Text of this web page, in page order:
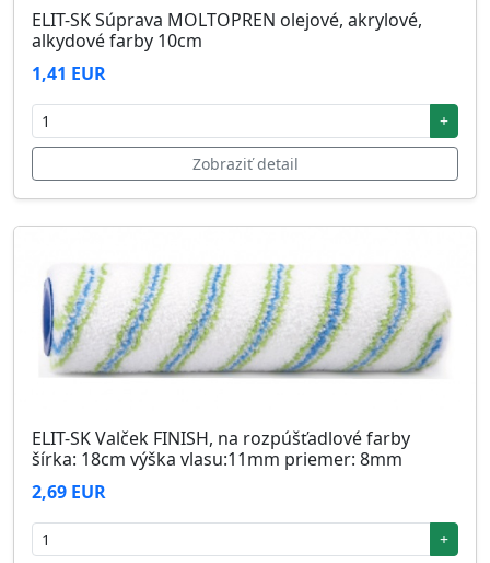
ELIT-SK Súprava MOLTOPREN olejové, akrylové,
alkydové farby 10cm
1,41 EUR
+
Zobraziť detail
ELIT-SK Valček FINISH, na rozpúšťadlové farby
šírka: 18cm výška vlasu:11mm priemer: 8mm
2,69 EUR
+